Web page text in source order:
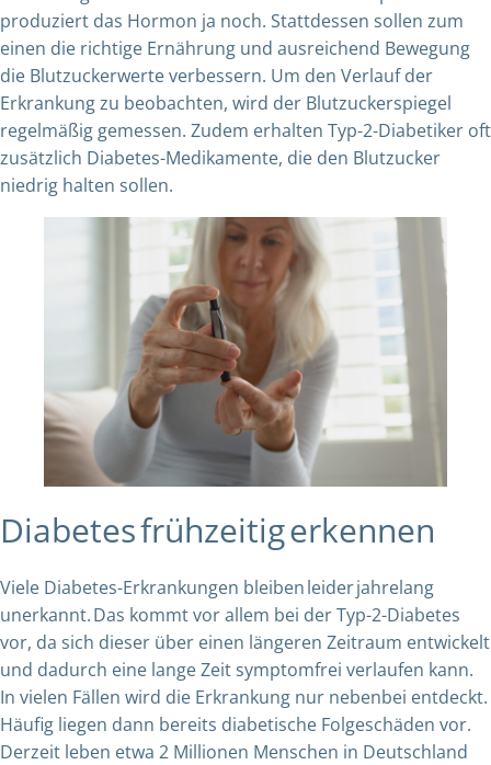
produziert das Hormon ja noch. Stattdessen sollen zum
einen die richtige Ernährung und ausreichend Bewegung
die Blutzuckerwerte verbessern. Um den Verlauf der
Erkrankung zu beobachten, wird der Blutzuckerspiegel
regelmäßig gemessen. Zudem erhalten Typ-2-Diabetiker oft
zusätzlich Diabetes-Medikamente, die den Blutzucker
niedrig halten sollen.
Diabetes frühzeitig erkennen
Viele Diabetes-Erkrankungen bleiben leider jahrelang
unerkannt. Das kommt vor allem bei der Typ-2-Diabetes
vor, da sich dieser über einen längeren Zeitraum entwickelt
und dadurch eine lange Zeit symptomfrei verlaufen kann.
In vielen Fällen wird die Erkrankung nur nebenbei entdeckt.
Häufig liegen dann bereits diabetische Folgeschäden vor.
Derzeit leben etwa 2 Millionen Menschen in Deutschland